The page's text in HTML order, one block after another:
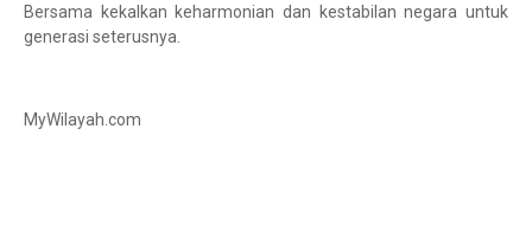
Bersama kekalkan keharmonian dan kestabilan negara untuk
generasi seterusnya.
MyWilayah.com